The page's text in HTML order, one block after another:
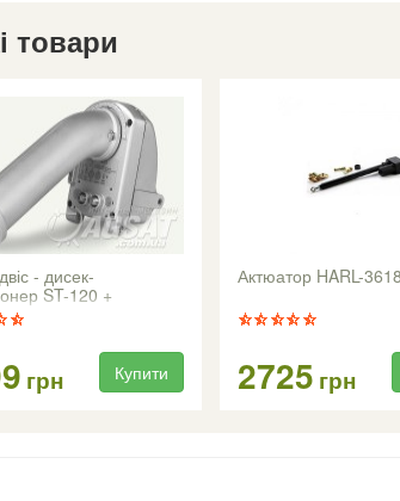
товари
- дисек-
ST-120 +
грн Купити
Актюатор HARL-
2725 грн